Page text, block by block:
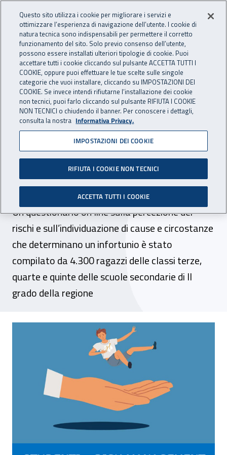
INAIL - Istituto Nazionale
Apri cerca
Navigazione principale
Navigazione - Ti trovi in:
Home Inail comunica News
20 aprile 2023
Veneto, conclusa la prima
fase del progetto “Studenti
e risk management”
Un questionario on line sulla percezione dei
rischi e sull’individuazione di cause e circostanze
che determinano un infortunio è stato
compilato da 4.300 ragazzi delle classi terze,
quarte e quinte delle scuole secondarie di II
grado della regione
Veneto, conclusa la prima fase del
Questo sito utilizza i cookie per migliorare i servizi e
ottimizzare l’esperienza di navigazione dell’utente. I cookie di
natura tecnica sono indispensabili per permettere il corretto
funzionamento del sito. Solo previo consenso dell’utente,
possono essere installati ulteriori tipologie di cookie. Puoi
accettare tutti i cookie cliccando sul pulsante ACCETTA TUTTI I
COOKIE, oppure puoi effettuare le tue scelte sulle singole
categorie che vuoi installare, cliccando su IMPOSTAZIONI DEI
COOKIE. Se invece intendi rifiutarne l’installazione dei cookie
non tecnici, puoi farlo cliccando sul pulsante RIFIUTA I COOKIE
NON TECNICI o chiudendo il banner. Per conoscere i dettagli,
consulta la nostra Informativa Privacy.
IMPOSTAZIONI DEI COOKIE
RIFIUTA I COOKIE NON TECNICI
ACCETTA TUTTI I COOKIE